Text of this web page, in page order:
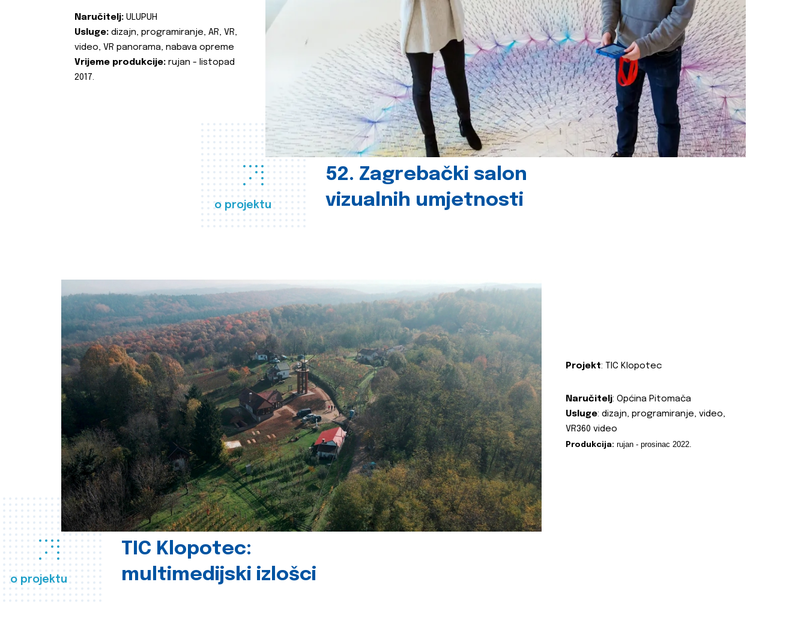
o projektu
52. Zagrebački salon
vizualnih umjetnosti
Naručitelj: ULUPUH
Usluge: dizajn, programiranje, AR, VR,
video, VR panorama, nabava opreme
Vrijeme produkcije: rujan - listopad
2017.
o projektu
TIC Klopotec:
multimedijski izlošci
Projekt: TIC Klopotec
Naručitelj: Općina Pitomača
Usluge: dizajn, programiranje, video,
VR360 video
Produkcija: rujan - prosinac 2022.